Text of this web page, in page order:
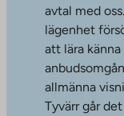
avtal med
lägenhet
att lära
allmänna
Tyvärr går